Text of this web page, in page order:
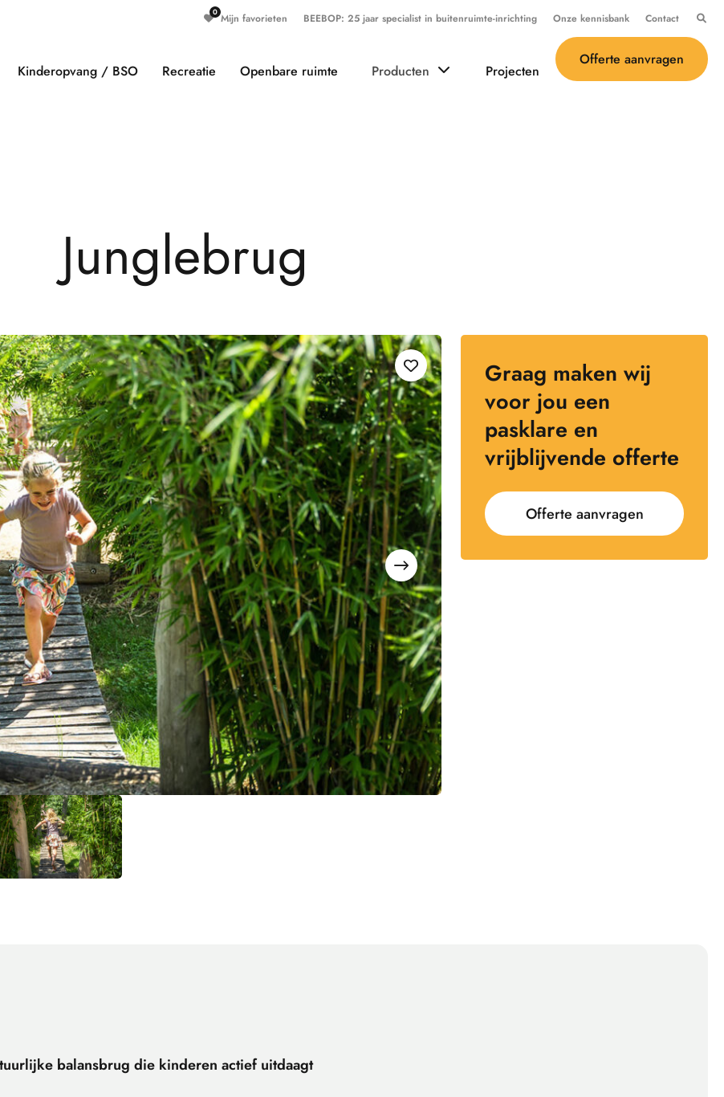
Mijn favorieten BEEBOP: 25 jaar specialist in buitenruimte-inrichting Onze kennisbank Contact
Offerte aanvragen
Kinderopvang / BSO Recreatie Openbare ruimte Producten Projecten
Junglebrug
Graag maken wij
voor jou een
pasklare en
vrijblijvende offerte
Offerte aanvragen
balansbrug die kinderen actief uitdaagt